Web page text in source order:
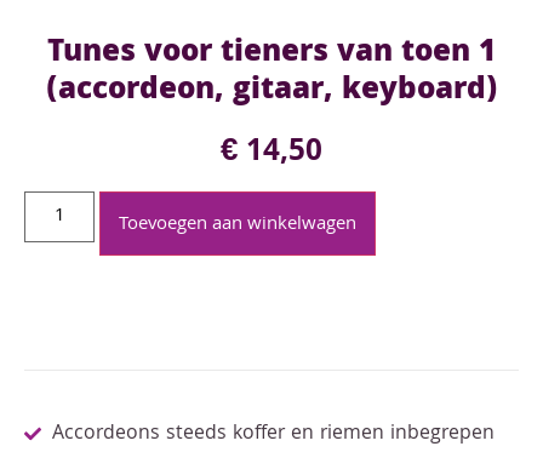
Tunes voor tieners van toen 1
(accordeon, gitaar, keyboard)
€14,50
Toevoegen aan winkelwagen
Accordeons steeds koffer en riemen inbegrepen